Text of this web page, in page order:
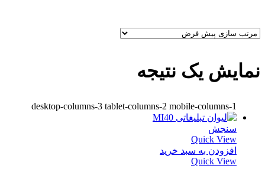
نمایش یک نتیجه
desktop-columns-3 tablet-columns-2 mobile-columns-1
سنجش
Quick View
افزودن به سبد خرید
Quick View